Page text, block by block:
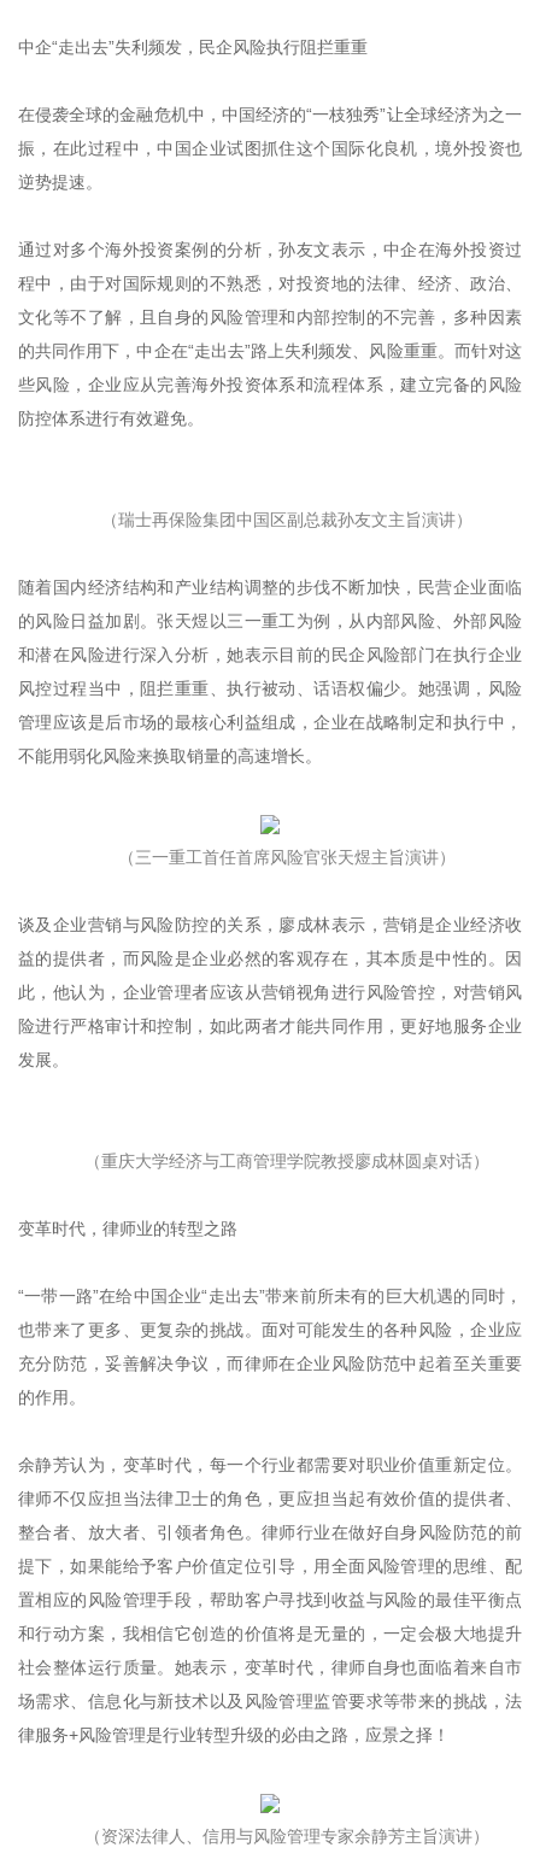
中企“走出去”失利频发，民企风险执行阻拦重重
在侵袭全球的金融危机中，中国经济的“一枝独秀”让全球经济为之一
振，在此过程中，中国企业试图抓住这个国际化良机，境外投资也
逆势提速。
通过对多个海外投资案例的分析，孙友文表示，中企在海外投资过
程中，由于对国际规则的不熟悉，对投资地的法律、经济、政治、
文化等不了解，且自身的风险管理和内部控制的不完善，多种因素
的共同作用下，中企在“走出去”路上失利频发、风险重重。而针对这
些风险，企业应从完善海外投资体系和流程体系，建立完备的风险
防控体系进行有效避免。
（瑞士再保险集团中国区副总裁孙友文主旨演讲）
随着国内经济结构和产业结构调整的步伐不断加快，民营企业面临
的风险日益加剧。张天煜以三一重工为例，从内部风险、外部风险
和潜在风险进行深入分析，她表示目前的民企风险部门在执行企业
风控过程当中，阻拦重重、执行被动、话语权偏少。她强调，风险
管理应该是后市场的最核心利益组成，企业在战略制定和执行中，
不能用弱化风险来换取销量的高速增长。
（三一重工首任首席风险官张天煜主旨演讲）
谈及企业营销与风险防控的关系，廖成林表示，营销是企业经济收
益的提供者，而风险是企业必然的客观存在，其本质是中性的。因
此，他认为，企业管理者应该从营销视角进行风险管控，对营销风
险进行严格审计和控制，如此两者才能共同作用，更好地服务企业
发展。
（重庆大学经济与工商管理学院教授廖成林圆桌对话）
变革时代，律师业的转型之路
“一带一路”在给中国企业“走出去”带来前所未有的巨大机遇的同时，
也带来了更多、更复杂的挑战。面对可能发生的各种风险，企业应
充分防范，妥善解决争议，而律师在企业风险防范中起着至关重要
的作用。
余静芳认为，变革时代，每一个行业都需要对职业价值重新定位。
律师不仅应担当法律卫士的角色，更应担当起有效价值的提供者、
整合者、放大者、引领者角色。律师行业在做好自身风险防范的前
提下，如果能给予客户价值定位引导，用全面风险管理的思维、配
置相应的风险管理手段，帮助客户寻找到收益与风险的最佳平衡点
和行动方案，我相信它创造的价值将是无量的，一定会极大地提升
社会整体运行质量。她表示，变革时代，律师自身也面临着来自市
场需求、信息化与新技术以及风险管理监管要求等带来的挑战，法
律服务+风险管理是行业转型升级的必由之路，应景之择！
（资深法律人、信用与风险管理专家余静芳主旨演讲）